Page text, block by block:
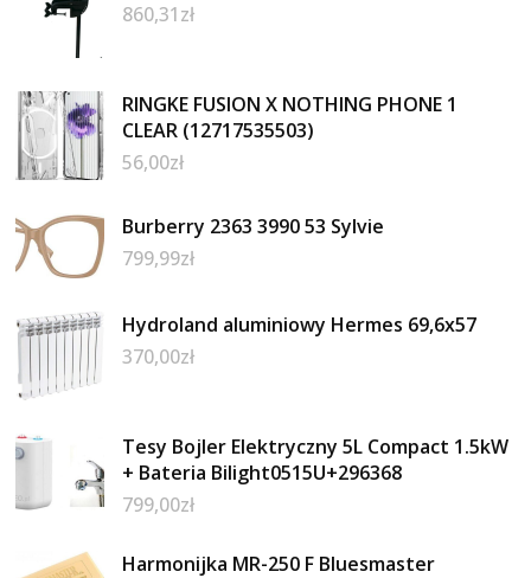
860,31zł
RINGKE FUSION X NOTHING PHONE 1
CLEAR (12717535503)
56,00zł
Burberry 2363 3990 53 Sylvie
799,99zł
Hydroland aluminiowy Hermes 69,6x57
370,00zł
Tesy Bojler Elektryczny 5L Compact 1.5kW
+ Bateria Bilight0515U+296368
799,00zł
Harmonijka MR-250 F Bluesmaster